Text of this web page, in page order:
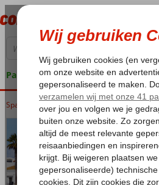
Pakketgarantie
Home
Spanje Costa de la Luz Costa de la Luz